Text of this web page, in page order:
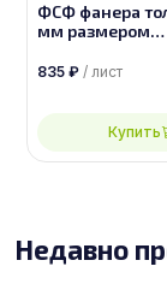
ФСФ фанера
мм размером
835 ₽ / лист
Купить
Недавно